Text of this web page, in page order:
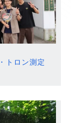
トロン測定